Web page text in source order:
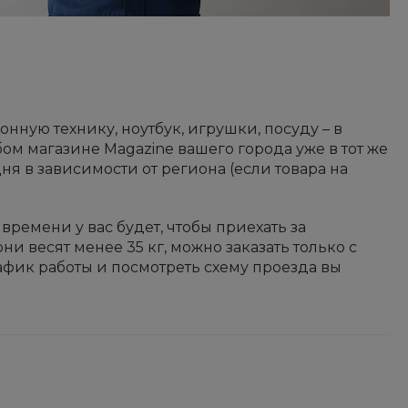
технику, ноутбук, игрушки, посуду – в
магазине Magazine вашего города уже в тот же
в зависимости от региона (если товара на
у вас будет, чтобы приехать за
весят менее 35 кг, можно заказать только с
работы и посмотреть схему проезда вы